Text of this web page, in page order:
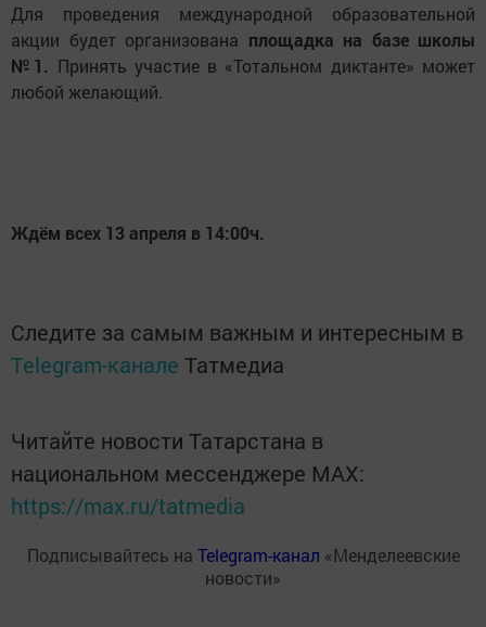
Для проведения международной образовательной
акции будет организована площадка на базе школы
№1. Принять участие в «Тотальном диктанте» может
любой желающий.
Ждём всех 13 апреля в 14:00ч.
Следите за самым важным и интересным в
Telegram-канале Татмедиа
Читайте новости Татарстана в
национальном мессенджере MАХ:
https://max.ru/tatmedia
Подписывайтесь на Telegram-канал «Менделеевские
новости»